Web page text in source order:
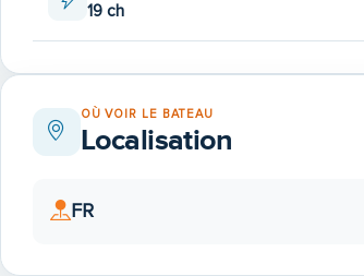
19 ch
OÙ VOIR LE BATEAU
Localisation
FR